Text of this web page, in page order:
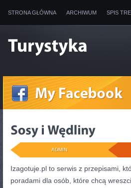
STRONA GŁÓWNA ARCHIWUM SPIS
ADMIN
Izagotuje.pl to serwis z przepisami,
poradami dla osób, które chcą